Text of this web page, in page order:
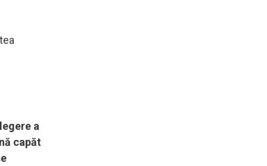
a
capăt